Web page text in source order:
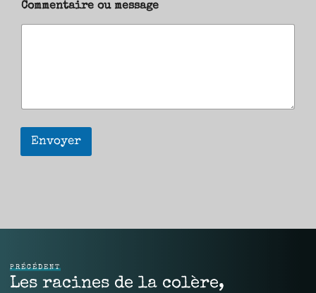
Commentaire ou message
Envoyer
PRÉCÉDENT
Les racines de la colère,